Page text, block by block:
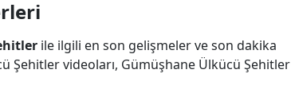
ile ilgili en son gelişmeler ve son dakika
Şehitler videoları, Gümüşhane Ülkücü Şehitler